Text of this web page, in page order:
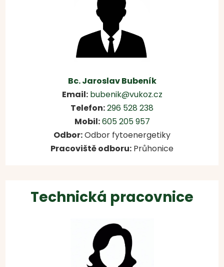
Bc. Jaroslav Bubeník
Email: bubenik@vukoz.cz
Telefon:296 528 238
Mobil:605 205 957
Odbor:Odbor fytoenergetiky
Pracoviště odboru: Průhonice
Technická pracovnice